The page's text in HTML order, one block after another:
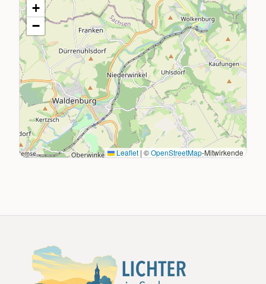
+
−
Leaflet | ©OpenStreetMap-Mitwirkende